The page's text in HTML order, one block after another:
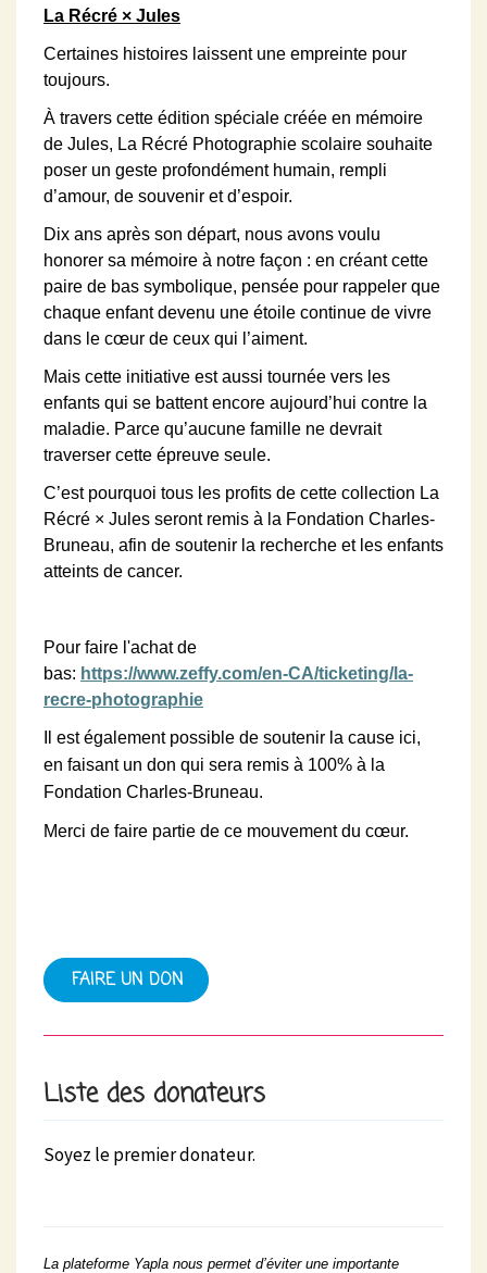
La Récré × Jules
Certaines histoires laissent une empreinte pour
toujours.
À travers cette édition spéciale créée en mémoire
de Jules, La Récré Photographie scolaire souhaite
poser un geste profondément humain, rempli
d’amour, de souvenir et d’espoir.
Dix ans après son départ, nous avons voulu
honorer sa mémoire à notre façon : en créant cette
paire de bas symbolique, pensée pour rappeler que
chaque enfant devenu une étoile continue de vivre
dans le cœur de ceux qui l’aiment.
Mais cette initiative est aussi tournée vers les
enfants qui se battent encore aujourd’hui contre la
maladie. Parce qu’aucune famille ne devrait
traverser cette épreuve seule.
C’est pourquoi tous les profits de cette collection La
Récré × Jules seront remis à la Fondation Charles-
Bruneau, afin de soutenir la recherche et les enfants
atteints de cancer.
Pour faire l'achat de
bas: https://www.zeffy.com/en-CA/ticketing/la-
recre-photographie
Il est également possible de soutenir la cause ici,
en faisant un don qui sera remis à 100% à la
Fondation Charles-Bruneau.
Merci de faire partie de ce mouvement du cœur.
FAIRE UN DON
Liste des donateurs
Soyez le premier donateur.
La plateforme Yapla nous permet d’éviter une importante